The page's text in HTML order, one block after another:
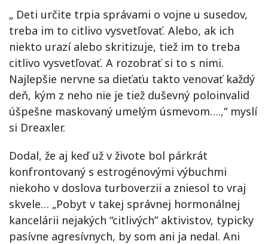
„ Deti určite trpia správami o vojne u susedov,
treba im to citlivo vysvetľovať. Alebo, ak ich
niekto urazí alebo skritizuje, tiež im to treba
citlivo vysvetľovať. A rozobrať si to s nimi.
Najlepšie nervne sa dieťaťu takto venovať každý
deň, kým z neho nie je tiež duševný poloinvalid
úšpešne maskovaný umelým úsmevom….,“ myslí
si Dreaxler.
Dodal, že aj keď už v živote bol párkrát
konfrontovaný s estrogénovými výbuchmi
niekoho v doslova turboverzii a zniesol to vraj
skvele… „Pobyt v takej správnej hormonálnej
kancelárii nejakých “citlivých” aktivistov, typicky
pasívne agresívnych, by som ani ja nedal. Ani